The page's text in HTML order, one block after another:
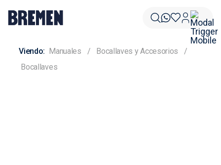
Manuales
Bocallaves y Accesorios
Bocallaves